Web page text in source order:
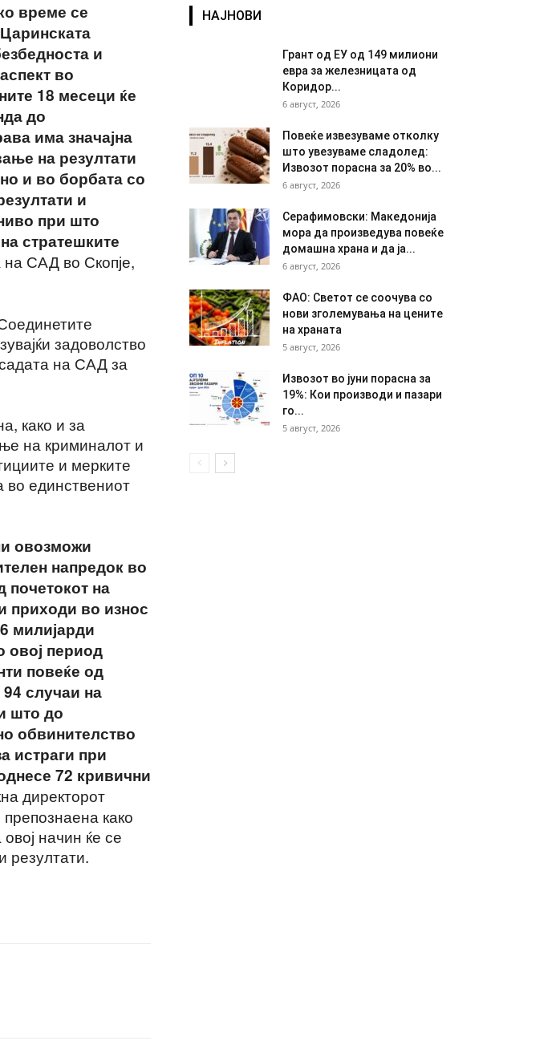
време се
и
во
18 месеци ќе
до
има значајна
на резултати
и во борбата со
и
при што
стратешките
САД во Скопје,
задоволство
на САД за
како и за
на криминалот и
и мерките
во единствениот
овозможи
напредок во
почетокот на
приходи во износ
милијарди
овој период
повеќе од
случаи на
што до
обвинителство
истраги при
72 кривични
директорот
како
начин ќе се
резултати.
НАЈНОВИ
Грант од ЕУ од 149 милиони
евра за железницата од
Коридор...
6 август, 2026
Повеќе извезуваме отколку
што увезуваме сладолед:
Извозот порасна за 20% во...
6 август, 2026
Серафимовски: Македонија
мора да произведува повеќе
домашна храна и да ја...
6 август, 2026
ФАО: Светот се соочува со
нови зголемувања на цените
на храната
5 август, 2026
Извозот во јуни порасна за
19%: Кои производи и пазари
го...
5 август, 2026